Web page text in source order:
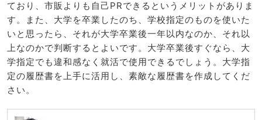
ており、市販よりも自己PRできるというメリットがありま
す。また、大学を卒業したのち、学校指定のものを使いた
いと思ったら、それが大学卒業後一年以内なのか、それ以
上なのかで判断するとよいです。大学卒業後すぐなら、大
学指定でも違和感なく就活で使用できるでしょう。大学指
定の履歴書を上手に活用し、素敵な履歴書を作成してくだ
さい。